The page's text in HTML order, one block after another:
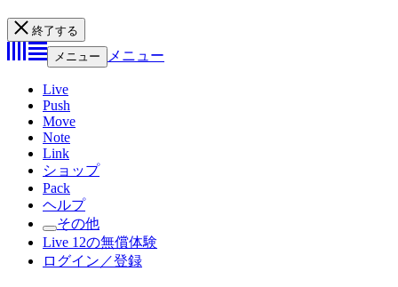
終了する
メニュー
メニュー
Live
Push
Move
Note
Link
ショップ
Pack
ヘルプ
その他
Live 12の無償体験
ログイン／登録